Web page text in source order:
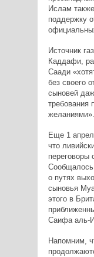
Ислам
поддержку
Источник
Каддафи,
Саади
без своего
сыновей
требования
желаниями».
Еще 1
что
переговоры
о путях
сыновья
этого в
Саифа аль-
Напомним,